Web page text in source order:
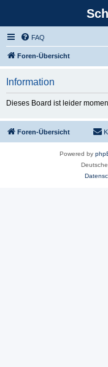
FAQ
Foren-Übersicht
Information
Dieses Board ist leider
Foren-Übersicht
Powered by